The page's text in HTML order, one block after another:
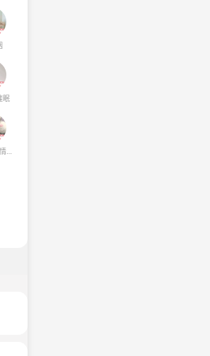
眠
玉竹〔情感〕